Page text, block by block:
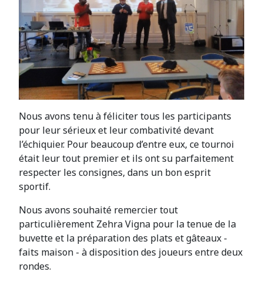
Nous avons tenu à féliciter tous les participants
pour leur sérieux et leur combativité devant
l’échiquier. Pour beaucoup d’entre eux, ce tournoi
était leur tout premier et ils ont su parfaitement
respecter les consignes, dans un bon esprit
sportif.
Nous avons souhaité remercier tout
particulièrement Zehra Vigna pour la tenue de la
buvette et la préparation des plats et gâteaux -
faits maison - à disposition des joueurs entre deux
rondes.